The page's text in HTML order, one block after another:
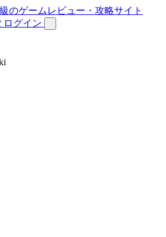
ログイン